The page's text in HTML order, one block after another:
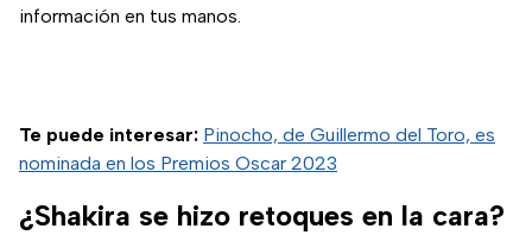
información en tus manos.
Te puede interesar: Pinocho, de Guillermo del Toro, es
nominada en los Premios Oscar 2023
¿Shakira se hizo retoques en la cara?